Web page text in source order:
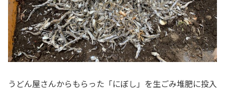
うどん屋さんからもらった「にぼし」を生ごみ堆肥に投入